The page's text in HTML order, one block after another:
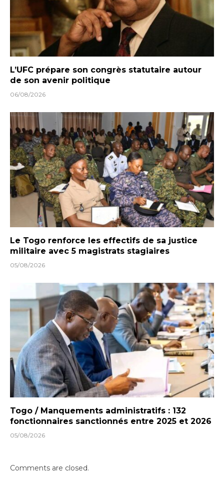
L’UFC prépare son congrès statutaire autour
de son avenir politique
06/08/2026
Le Togo renforce les effectifs de sa justice
militaire avec 5 magistrats stagiaires
05/08/2026
Togo / Manquements administratifs : 132
fonctionnaires sanctionnés entre 2025 et 2026
05/08/2026
Comments are closed.